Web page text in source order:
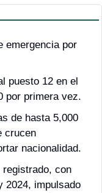
emergencia por
puesto 12 en el
por primera vez.
de hasta 5,000
crucen
nacionalidad.
con
2024, impulsado